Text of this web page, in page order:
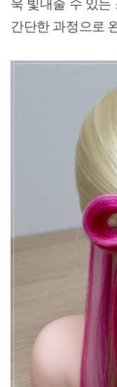
욱 빛내줄 수 있는
간단한 과정으로